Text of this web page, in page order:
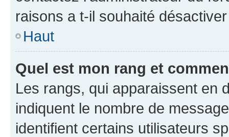
raisons a t-il souhaité
Haut
Quel est mon rang et
Les rangs, qui apparaissent en
indiquent le nombre de
identifient certains utilisateurs